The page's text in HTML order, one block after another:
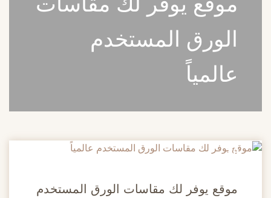
الورق المستخدم
عالمياً
20
موقع يوفر لك مقاسات الورق المستخدم